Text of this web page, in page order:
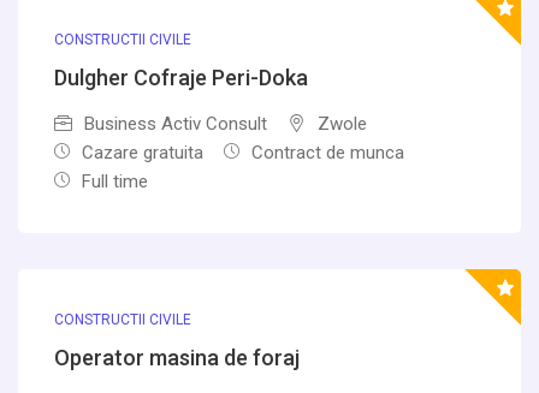
CONSTRUCTII CIVILE
Dulgher Cofraje Peri-Doka
Business Activ Consult
Zwole
Cazare gratuita
Contract de munca
Full time
CONSTRUCTII CIVILE
Operator masina de foraj